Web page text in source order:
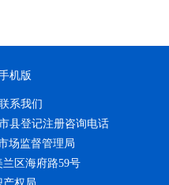
机版
系我们
县登记注册咨询电话
场监督管理局
区海府路59号